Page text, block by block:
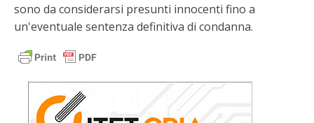
sono da considerarsi presunti innocenti fino a
un'eventuale sentenza definitiva di condanna.